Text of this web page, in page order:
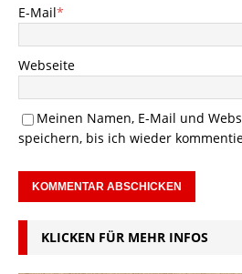
E-Mail*
Webseite
Meinen Namen, E-Mail und
speichern, bis ich wieder
KLICKEN FÜR MEHR INFOS